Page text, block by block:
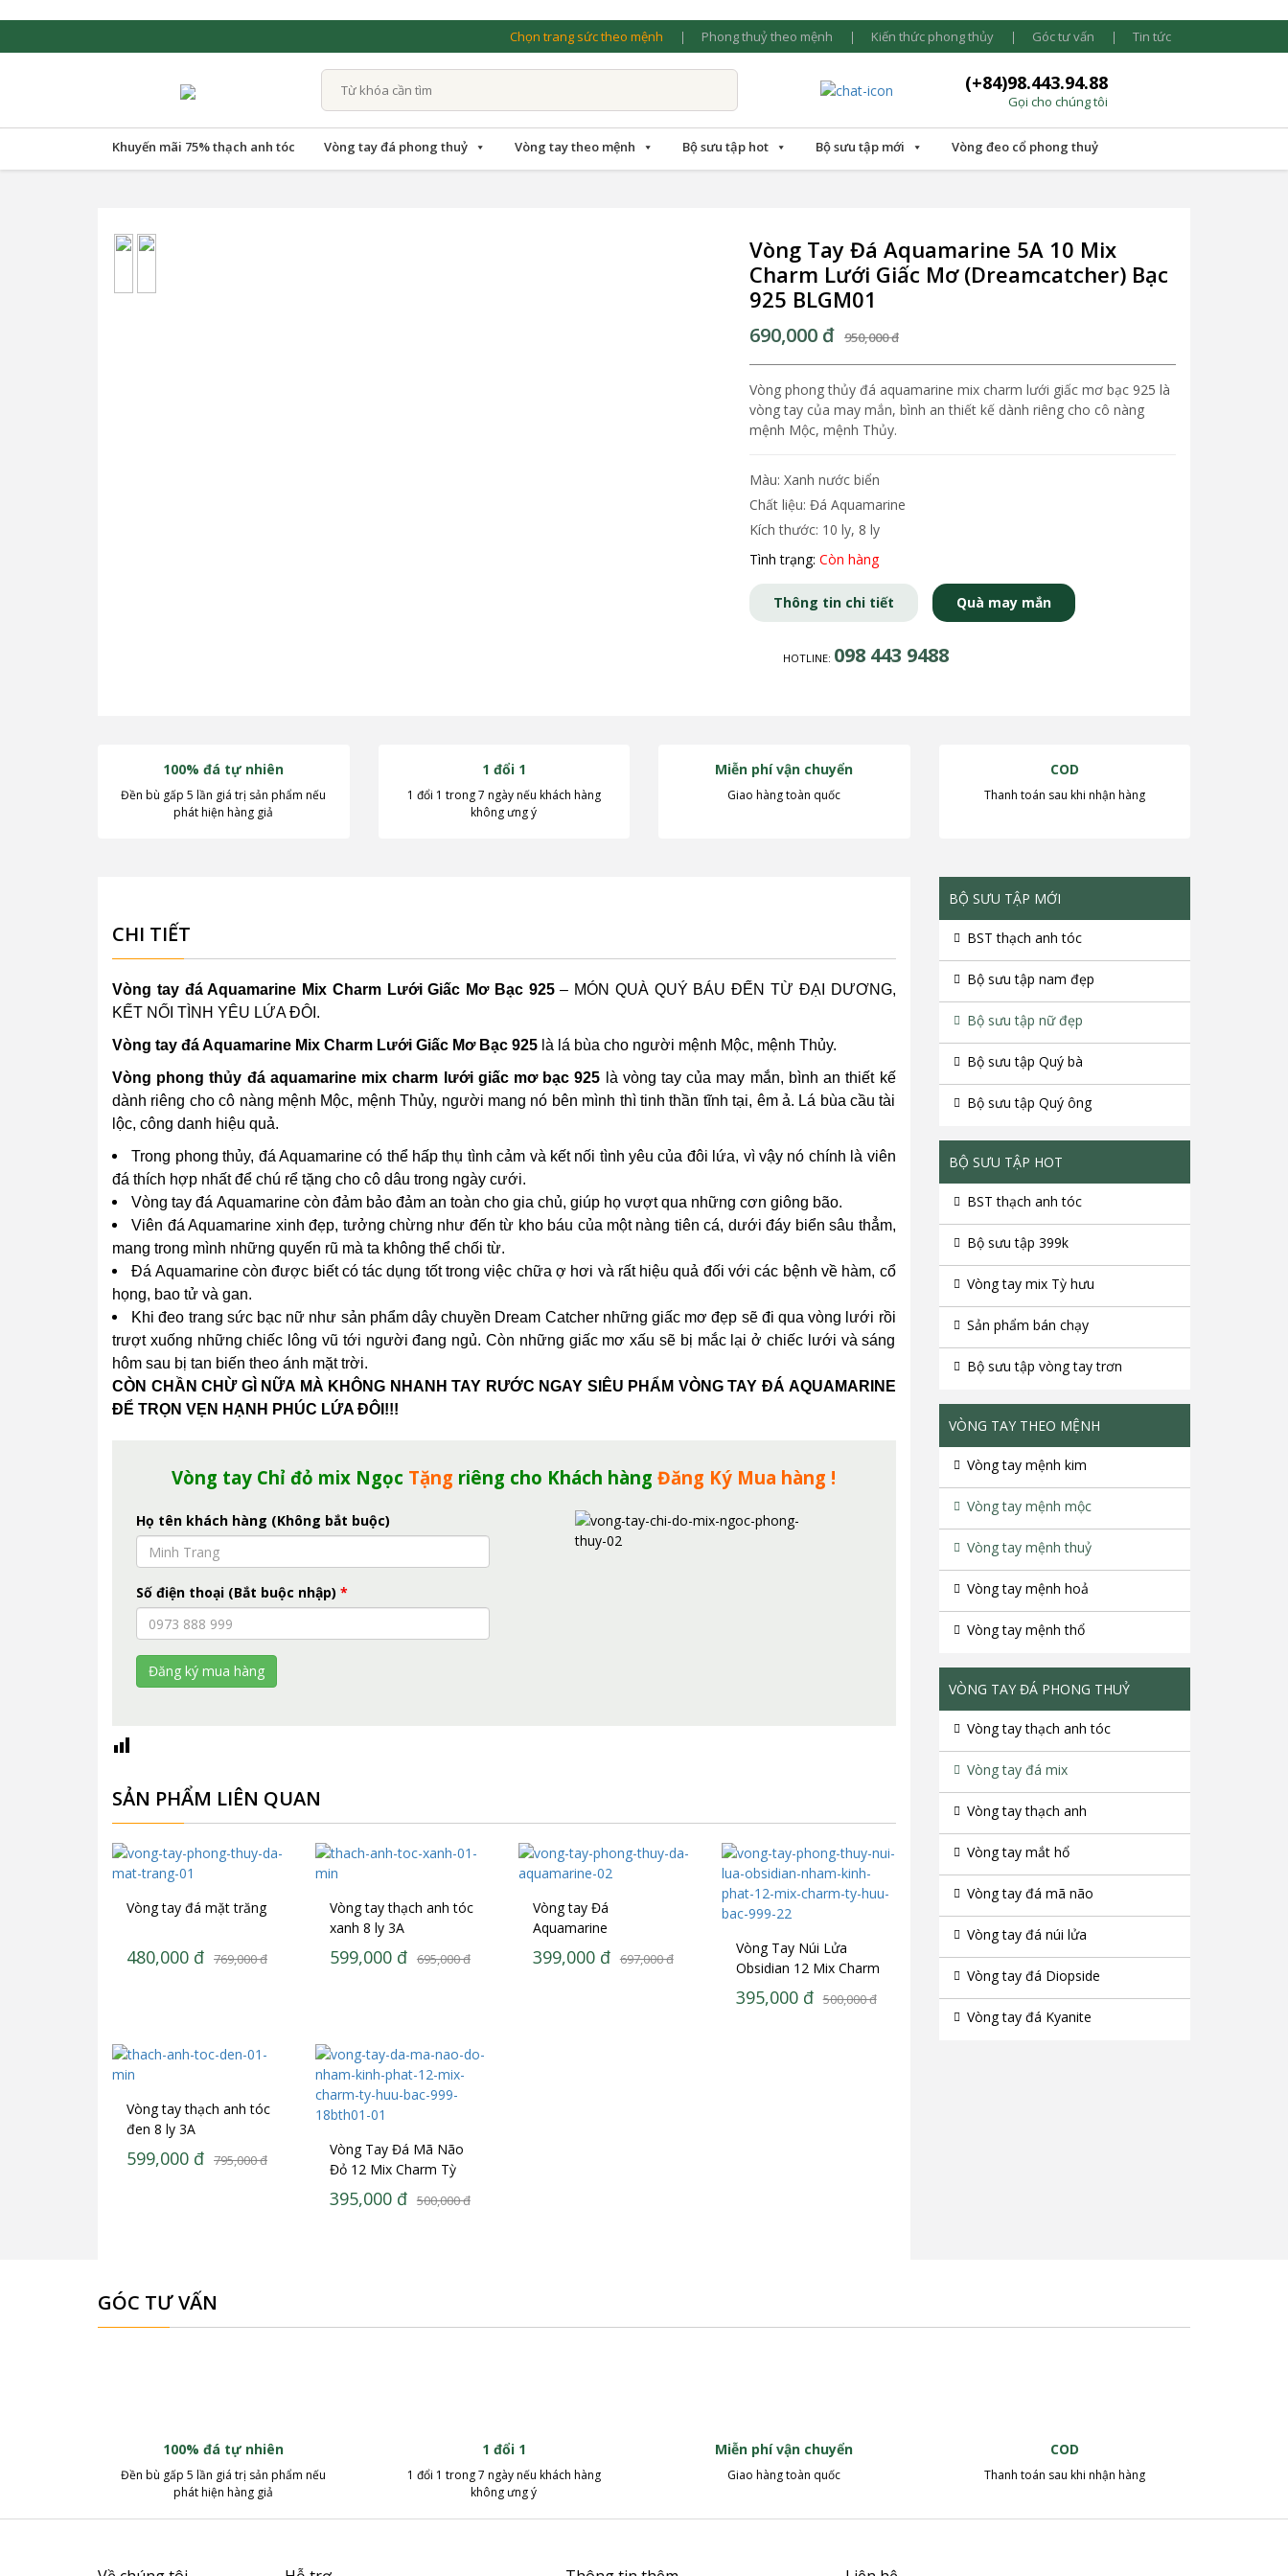
Chọn trang sức theo mệnh Phong thuỷ theo mệnh Kiến thức phong thủy Góc tư vấn Tin tức
(+84)98.443.94.88
Gọi cho chúng tôi
Khuyến mãi 75% thạch anh tóc Vòng tay đá phong thuỷ Vòng tay theo mệnh Bộ sưu tập hot Bộ sưu tập mới Vòng đeo cổ phong thuỷ
Vòng Tay Đá Aquamarine 5A 10 Mix
Charm Lưới Giấc Mơ (Dreamcatcher) Bạc
925 BLGM01
950,000đ
690,000 đ
Vòng phong thủy đá aquamarine mix charm lưới giấc mơ bạc 925 là
vòng tay của may mắn, bình an thiết kế dành riêng cho cô nàng
mệnh Mộc, mệnh Thủy.
Màu: Xanh nước biển
Chất liệu: Đá Aquamarine
Kích thước: 10 ly, 8 ly
Tình trạng: Còn hàng
Thông tin chi tiết Quà may mắn
HOTLINE: 098 443 9488
100% đá tự nhiên
Đền bù gấp 5 lần giá trị sản phẩm nếu
phát hiện hàng giả
1 đổi 1
1 đổi 1 trong 7 ngày nếu khách hàng
không ưng ý
Miễn phí vận chuyển
Giao hàng toàn quốc
COD
Thanh toán sau khi nhận hàng
CHI TIẾT
Vòng tay đá Aquamarine Mix Charm Lưới Giấc Mơ Bạc 925– MÓN QUÀ QUÝ BÁU ĐẾN TỪ ĐẠI DƯƠNG,
KẾT NỐI TÌNH YÊU LỨA ĐÔI.
Vòng tay đá Aquamarine Mix Charm Lưới Giấc Mơ Bạc 925 là lá bùa cho người mệnh Mộc, mệnh Thủy.
Vòng phong thủy đá aquamarine mix charm lưới giấc mơ bạc 925 là vòng tay của may mắn, bình an thiết kế
dành riêng cho cô nàng mệnh Mộc, mệnh Thủy, người mang nó bên mình thì tinh thần tĩnh tại, êm ả. Lá bùa cầu tài
lộc, công danh hiệu quả.
Trong phong thủy, đá Aquamarine có thể hấp thụ tình cảm và kết nối tình yêu của đôi lứa, vì vậy nó chính là viên
đá thích hợp nhất để chú rể tặng cho cô dâu trong ngày cưới.
Vòng tay đá Aquamarine còn đảm bảo đảm an toàn cho gia chủ, giúp họ vượt qua những cơn giông bão.
Viên đá Aquamarine xinh đẹp, tưởng chừng như đến từ kho báu của một nàng tiên cá, dưới đáy biển sâu thẳm,
mang trong mình những quyến rũ mà ta không thể chối từ.
Đá Aquamarine còn được biết có tác dụng tốt trong việc chữa ợ hơi và rất hiệu quả đối với các bệnh về hàm, cổ
họng, bao tử và gan.
Khi đeo trang sức bạc nữ như sản phẩm dây chuyền Dream Catcher những giấc mơ đẹp sẽ đi qua vòng lưới rồi
trượt xuống những chiếc lông vũ tới người đang ngủ. Còn những giấc mơ xấu sẽ bị mắc lại ở chiếc lưới và sáng
hôm sau bị tan biến theo ánh mặt trời.
CÒN CHẦN CHỪ GÌ NỮA MÀ KHÔNG NHANH TAY RƯỚC NGAY SIÊU PHẨM VÒNG TAY ĐÁ AQUAMARINE
ĐỂ TRỌN VẸN HẠNH PHÚC LỨA ĐÔI!!!
Vòng tay Chỉ đỏ mix Ngọc Tặng riêng cho Khách hàngĐăng Ký Mua hàng !
Họ tên khách hàng (Không bắt buộc)
Số điện thoại (Bắt buộc nhập) *
SẢN PHẨM LIÊN QUAN
Vòng tay đá mặt trăng
769,000đ
480,000 đ
Vòng tay thạch anh tóc
xanh 8 ly 3A
695,000đ
599,000đ
Vòng tay Đá
Aquamarine
697,000đ
399,000đ
Vòng Tay Núi Lửa
Obsidian 12 Mix Charm
Tỳ Hưu Bạc 925
500,000đ
395,000đ
Vòng tay thạch anh tóc
đen 8 ly 3A
795,000đ
599,000 đ
Vòng Tay Đá Mã Não
Đỏ 12 Mix Charm Tỳ
Hưu Bạc 925 18
BTH01
500,000đ
395,000đ
BỘ SƯU TẬP MỚI
BST thạch anh tóc
Bộ sưu tập nam đẹp
Bộ sưu tập nữ đẹp
Bộ sưu tập Quý bà
Bộ sưu tập Quý ông
BỘ SƯU TẬP HOT
BST thạch anh tóc
Bộ sưu tập 399k
Vòng tay mix Tỳ hưu
Sản phẩm bán chạy
Bộ sưu tập vòng tay trơn
VÒNG TAY THEO MỆNH
Vòng tay mệnh kim
Vòng tay mệnh mộc
Vòng tay mệnh thuỷ
Vòng tay mệnh hoả
Vòng tay mệnh thổ
VÒNG TAY ĐÁ PHONG THUỶ
Vòng tay thạch anh tóc
Vòng tay đá mix
Vòng tay thạch anh
Vòng tay mắt hổ
Vòng tay đá mã não
Vòng tay đá núi lửa
Vòng tay đá Diopside
Vòng tay đá Kyanite
GÓC TƯ VẤN
100% đá tự nhiên
Đền bù gấp 5 lần giá trị sản phẩm nếu
phát hiện hàng giả
1 đổi 1
1 đổi 1 trong 7 ngày nếu khách hàng
không ưng ý
Miễn phí vận chuyển
Giao hàng toàn quốc
COD
Thanh toán sau khi nhận hàng